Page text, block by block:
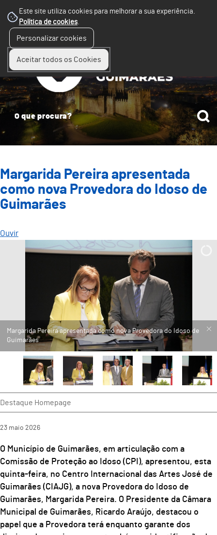
Este site utiliza cookies para melhorar a sua experiência.
Política de cookies.
Personalizar cookies
Aceitar todos os Cookies
Margarida Pereira apresentada
como nova Provedora do Idoso de
Guimarães
Ouvir
Destaque Homepage
23 maio 2026
O Município de Guimarães, em articulação com a
Comissão de Proteção ao Idoso (CPI), apresentou, esta
quinta-feira, no Centro Internacional das Artes José de
Guimarães (CIAJG), a nova Provedora do Idoso de
Guimarães, Margarida Pereira. O Presidente da Câmara
Municipal de Guimarães, Ricardo Araújo, destacou o
papel que a Provedora terá enquanto garante dos